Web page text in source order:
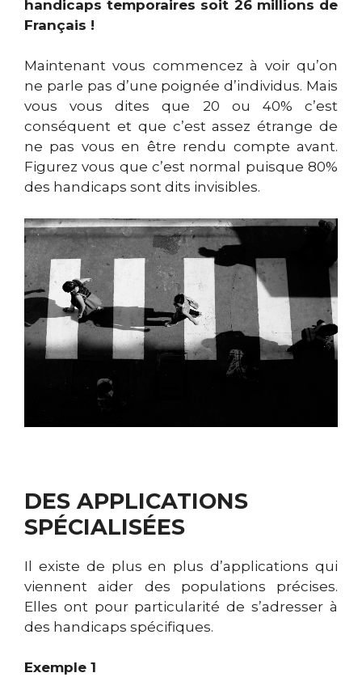
handicaps temporaires soit 26 millions de
Français !
Maintenant vous commencez à voir qu’on
ne parle pas d’une poignée d’individus. Mais
vous vous dites que 20 ou 40% c’est
conséquent et que c’est assez étrange de
ne pas vous en être rendu compte avant.
Figurez vous que c’est normal puisque 80%
des handicaps sont dits invisibles.
DES APPLICATIONS
SPÉCIALISÉES
Il existe de plus en plus d’applications qui
viennent aider des populations précises.
Elles ont pour particularité de s’adresser à
des handicaps spécifiques.
Exemple 1